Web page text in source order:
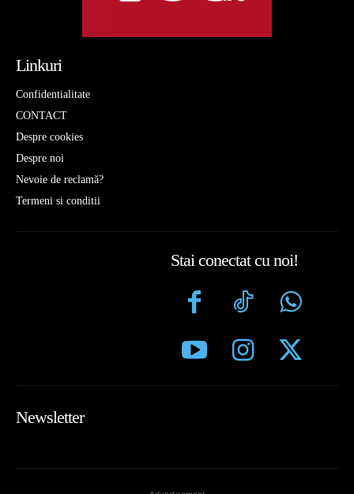
Linkuri
Confidentialitate
CONTACT
Despre cookies
Despre noi
Nevoie de reclamă?
Termeni si conditii
Stai conectat cu noi!
Newsletter